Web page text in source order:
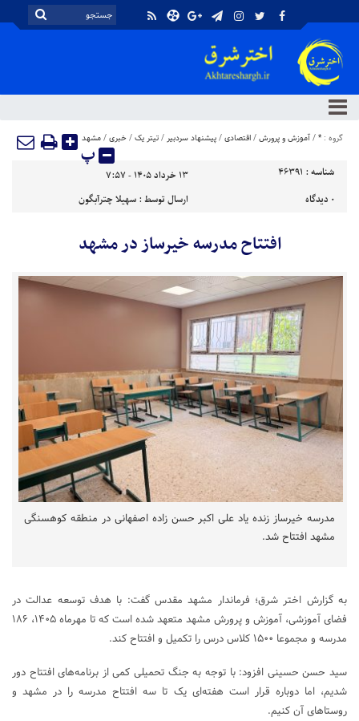
گروه : *
/آموزش و پرورش/اقتصادی/پیشنهاد سردبیر/تیتر یک/خبری/مشهد
پ
شناسه : 46391
۱۳ خرداد ۱۴۰۵ - ۷:۵۷
۰ دیدگاه ارسال توسط :سهیلا چترآبگون
افتتاح مدرسه خیرساز در مشهد
مدرسه خیرساز زنده یاد علی اکبر حسن زاده اصفهانی در منطقه کوهسنگی
مشهد افتتاح شد.
به گزارش اختر شرق؛ فرماندار مشهد مقدس گفت: با هدف توسعه عدالت در
فضای آموزشی، آموزش و پرورش مشهد متعهد شده است که تا مهرماه ۱۴۰۵، ۱۸۶
مدرسه و مجموعا ۱۵۰۰ کلاس درس را تکمیل و افتتاح کند.
سید حسن حسینی افزود: با توجه به جنگ تحمیلی کمی از برنامه‌های افتتاح دور
شدیم، اما دوباره قرار است هفته‌ای یک تا سه افتتاح مدرسه را در مشهد و
روستا‌های آن کنیم.